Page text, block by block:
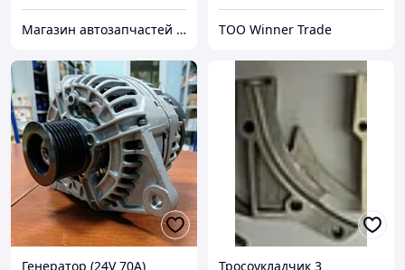
Магазин автозапчастей «Китай-склад» Запчасти на все китайские грузовики, автобусы, спецтехнику. ТОО Winner Trade
Генератор (24V 70A)
Тросоукладчик 3